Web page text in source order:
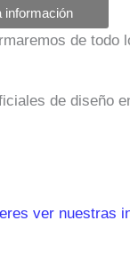
información
de todo
de diseño
ver nuestras